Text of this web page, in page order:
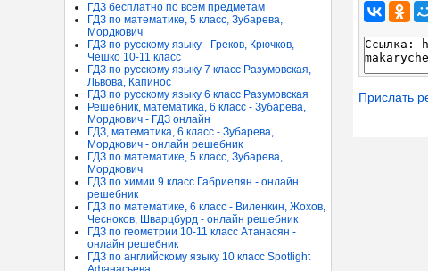
Прислать
ГДЗ бесплатно по всем предметам
ГДЗ по математике, 5 класс, Зубарева,
Мордкович
ГДЗ по русскому языку - Греков, Крючков,
Чешко 10-11 класс
ГДЗ по русскому языку 7 класс Разумовская,
Львова, Капинос
ГДЗ по русскому языку 6 класс Разумовская
Решебник, математика, 6 класс - Зубарева,
Мордкович - ГДЗ онлайн
ГДЗ, математика, 6 класс - Зубарева,
Мордкович - онлайн решебник
ГДЗ по математике, 5 класс, Зубарева,
Мордкович
ГДЗ по химии 9 класс Габриелян - онлайн
решебник
ГДЗ по математике, 6 класс - Виленкин, Жохов,
Чесноков, Шварцбурд - онлайн решебник
ГДЗ по геометрии 10-11 класс Атанасян -
онлайн решебник
ГДЗ по английскому языку 10 класс Spotlight